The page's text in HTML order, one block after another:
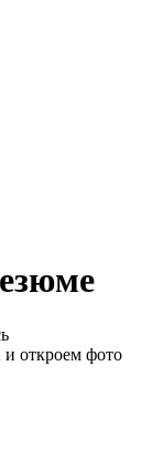
откроем фото